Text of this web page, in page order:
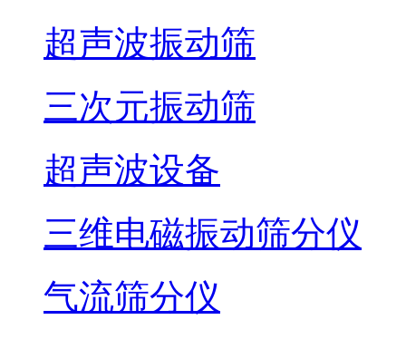
超声波振动筛
三次元振动筛
超声波设备
三维电磁振动筛分仪
气流筛分仪